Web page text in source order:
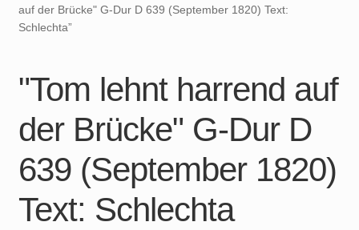
Contact
Winkel
Mijn account
auf der Brücke" G-Dur D 639 (September 1820) Text:
Schlechta”
"Tom lehnt harrend auf
der Brücke" G-Dur D
639 (September 1820)
Text: Schlechta